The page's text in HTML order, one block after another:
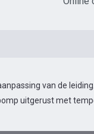
van de
uitgerust met